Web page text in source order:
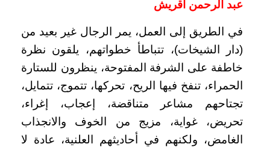
عبد الرحمن أقريش
في الطريق إلى العمل، يمر الرجال غير بعيد من
(دار الشيخات)، تتباطأ خطواتهم، يلقون نظرة
خاطفة على الشرفة المفتوحة، ينظرون للستارة
الحمراء، تنفخ فيها الريح، تحركها، تتموج، تتمايل،
تجتاحهم مشاعر متناقضة، إعجاب، إغراء،
تحريض، غواية، مزيج من الخوف والانجذاب
الغامض، ولكنهم في أحاديثهم العلنية، عادة لا